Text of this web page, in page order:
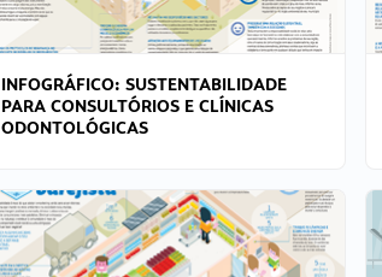
INFOGRÁFICO: SUSTENTABILIDADE
PARA CONSULTÓRIOS E CLÍNICAS
ODONTOLÓGICAS